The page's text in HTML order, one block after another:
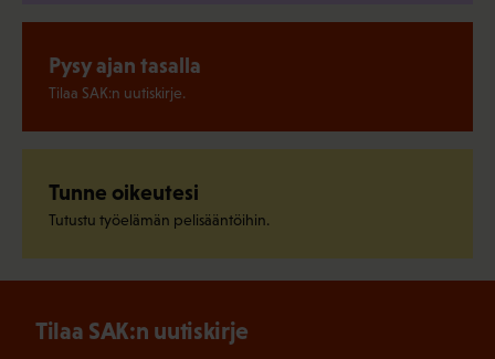
Pysy ajan tasalla
Tilaa SAK:n uutiskirje.
Tunne oikeutesi
Tutustu työelämän pelisääntöihin.
Tilaa SAK:n uutiskirje